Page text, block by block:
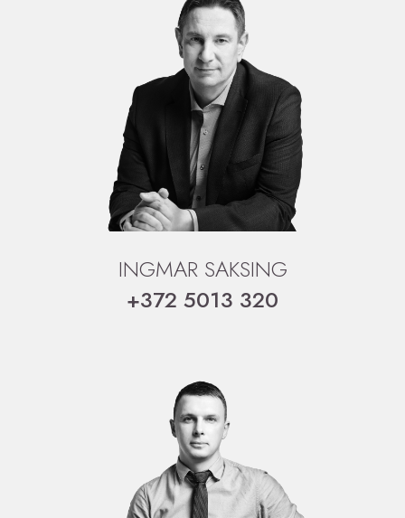
INGMAR SAKSING
+372 5013 320